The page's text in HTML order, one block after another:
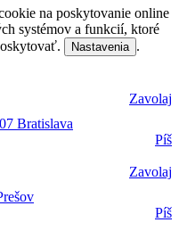
na poskytovanie online
systémov a funkcií, ktoré
Nastavenia .
Zavolaj
Bratislava
Píš
Zavolaj
Píš